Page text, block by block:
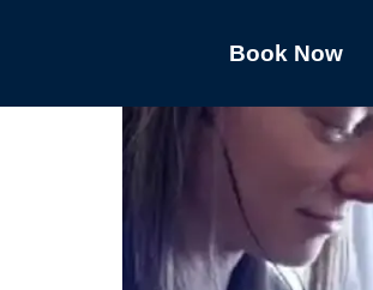
Book Now